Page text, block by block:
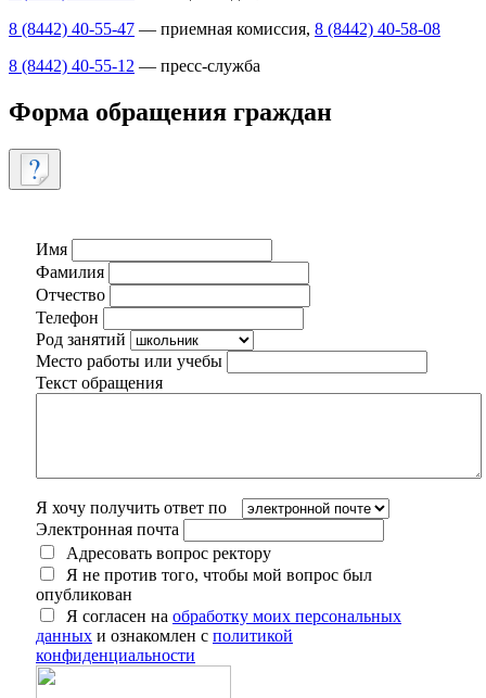
8 (8442) 40-55-47 — приемная комиссия, 8 (8442) 40-58-08
8 (8442) 40-55-12 — пресс-служба
Форма обращения граждан
Имя
Фамилия
Отчество
Телефон
Род занятий
Место работы или учебы
Текст обращения
Я хочу получить ответ по
Электронная почта
Адресовать вопрос ректору
Я не против того, чтобы мой вопрос был
опубликован
Я согласен на обработку моих персональных
данных и ознакомлен с политикой
конфиденциальности